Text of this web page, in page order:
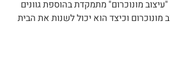
מונוכרום" מתמקדת בהוספת גוונים
וכיצד הוא יכול לשנות את הבית